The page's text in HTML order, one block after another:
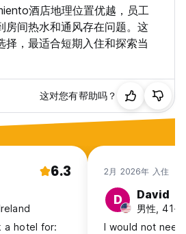
酒店地理位置优越，员工
房间热水和通风存在问题。这
择，最适合短期入住和探索当
这对您有帮助吗？
6.3
a hotel for:
2月 2026年 入住
D David
男性, 41+,
I would not